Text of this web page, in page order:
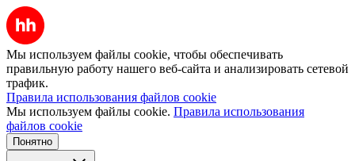
Мы используем файлы cookie, чтобы обеспечивать
правильную работу нашего веб-сайта и анализировать сетевой
трафик.
Правила использования файлов cookie
Мы используем файлы cookie. Правила использования
файлов cookie
Понятно